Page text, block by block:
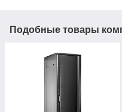
Подобные товары